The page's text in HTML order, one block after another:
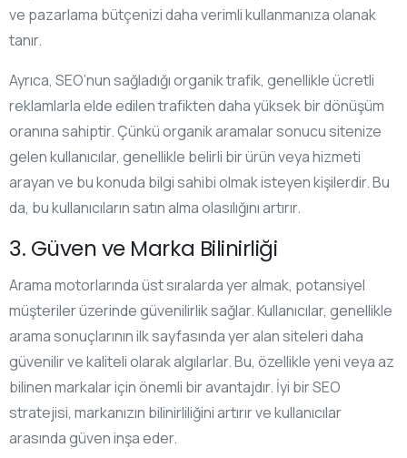
ve pazarlama bütçenizi daha verimli kullanmanıza olanak
tanır.
Ayrıca, SEO’nun sağladığı organik trafik, genellikle ücretli
reklamlarla elde edilen trafikten daha yüksek bir dönüşüm
oranına sahiptir. Çünkü organik aramalar sonucu sitenize
gelen kullanıcılar, genellikle belirli bir ürün veya hizmeti
arayan ve bu konuda bilgi sahibi olmak isteyen kişilerdir. Bu
da, bu kullanıcıların satın alma olasılığını artırır.
3. Güven ve Marka Bilinirliği
Arama motorlarında üst sıralarda yer almak, potansiyel
müşteriler üzerinde güvenilirlik sağlar. Kullanıcılar, genellikle
arama sonuçlarının ilk sayfasında yer alan siteleri daha
güvenilir ve kaliteli olarak algılarlar. Bu, özellikle yeni veya az
bilinen markalar için önemli bir avantajdır. İyi bir SEO
stratejisi, markanızın bilinirliliğini artırır ve kullanıcılar
arasında güven inşa eder.